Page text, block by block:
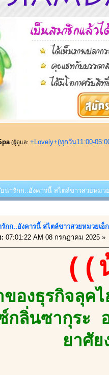
(ผู้ดูแล: +Lovely+(ทุกวัน11:00-
น่ารักก..อังคารนี้ สไตล์ขาวสวยหมว
กก..อังคารนี้ สไตล์ขาวสวยหมวยเอ็
: 07:01:22 AM 08 กรกฎาคม 2025 »
((
ของธุรกิจลุ
กลิ่นซากุระ
ยาศัย